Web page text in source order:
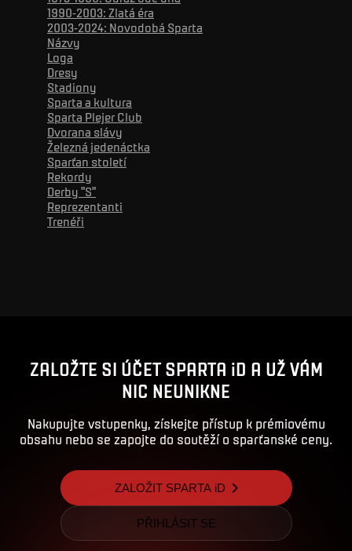
1990-2003: Zlatá éra
2003-2024: Novodobá Sparta
Názvy
Loga
Dresy
Stadiony
Sparta a kultura
Sparta Plejer Club
Dvorana slávy
Železná jedenáctka
Sparťan století
Rekordy
Derby "S"
Reprezentanti
Trenéři
ZALOŽTE SI ÚČET SPARTA iD A UŽ VÁM
NIC NEUNIKNE
Nakupujte vstupenky, získejte přístup k prémiovému
obsahu nebo se zapojte do soutěží o sparťanské ceny.
ZALOŽIT SPARTA iD
PŘIHLÁSIT SE